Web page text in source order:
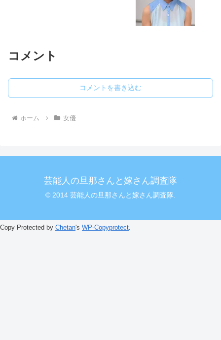
コメント
コメントを書き込む
ホーム 女優
芸能人の旦那さんと嫁さん調査隊
© 2014 芸能人の旦那さんと嫁さん調査隊.
Copy Protected by Chetan's WP-Copyprotect